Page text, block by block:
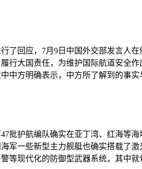
了回应，7月9日中国外交部发言人
行大国责任，为维护国际航道安全
中方明确表示，中方所了解到的事
批护航编队确实在亚丁湾、红海等
军一些新型主力舰艇也确实搭载了
等现代化的防御型武器系统，其中就